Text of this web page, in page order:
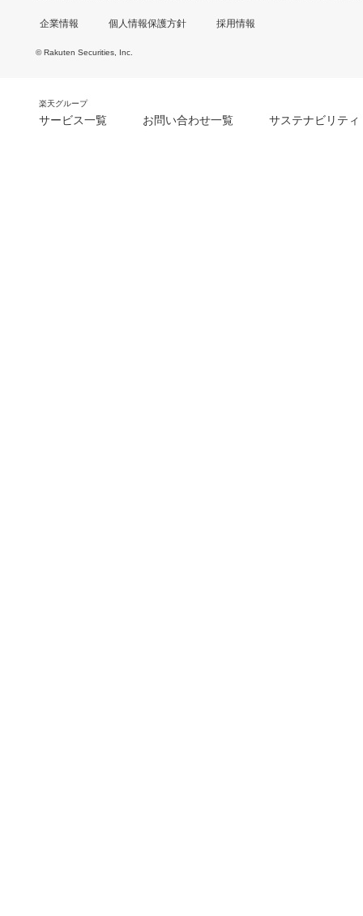
企業情報 個人情報保護方針 採用情報
© Rakuten Securities, Inc.
楽天グループ
サービス一覧 お問い合わせ一覧 サステナビリティ